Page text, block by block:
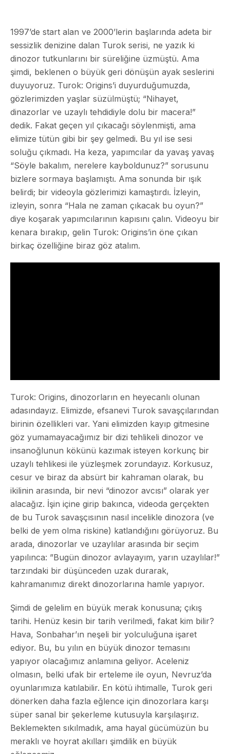
1997’de start alan ve 2000’lerin başlarında adeta bir
sessizlik denizine dalan Turok serisi, ne yazık ki
dinozor tutkunlarını bir süreliğine üzmüştü. Ama
şimdi, beklenen o büyük geri dönüşün ayak seslerini
duyuyoruz. Turok: Origins’i duyurduğumuzda,
gözlerimizden yaşlar süzülmüştü; “Nihayet,
dinazorlar ve uzaylı tehdidiyle dolu bir macera!”
dedik. Fakat geçen yıl çıkacağı söylenmişti, ama
elimize tütün gibi bir şey gelmedi. Bu yıl ise sesi
soluğu çıkmadı. Ha keza, yapımcılar da yavaş yavaş
“Söyle bakalım, nerelere kayboldunuz?” sorusunu
bizlere sormaya başlamıştı. Ama sonunda bir ışık
belirdi; bir videoyla gözlerimizi kamaştırdı. İzleyin,
izleyin, sonra “Hala ne zaman çıkacak bu oyun?”
diye koşarak yapımcılarının kapısını çalın. Videoyu bir
kenara bırakıp, gelin Turok: Origins’in öne çıkan
birkaç özelliğine biraz göz atalım.
Turok: Origins, dinozorların en heyecanlı olunan
adasındayız. Elimizde, efsanevi Turok savaşçılarından
birinin özellikleri var. Yani elimizden kayıp gitmesine
göz yumamayacağımız bir dizi tehlikeli dinozor ve
insanoğlunun kökünü kazımak isteyen korkunç bir
uzaylı tehlikesi ile yüzleşmek zorundayız. Korkusuz,
cesur ve biraz da absürt bir kahraman olarak, bu
ikilinin arasında, bir nevi “dinozor avcısı” olarak yer
alacağız. İşin içine girip bakınca, videoda gerçekten
de bu Turok savaşçısının nasıl incelikle dinozora (ve
belki de yem olma riskine) katlandığını görüyoruz. Bu
arada, dinozorlar ve uzaylılar arasında bir seçim
yapılınca: ”Bugün dinozor avlayayım, yarın uzaylılar!”
tarzındaki bir düşünceden uzak durarak,
kahramanımız direkt dinozorlarına hamle yapıyor.
Şimdi de gelelim en büyük merak konusuna; çıkış
tarihi. Henüz kesin bir tarih verilmedi, fakat kim bilir?
Hava, Sonbahar’ın neşeli bir yolculuğuna işaret
ediyor. Bu, bu yılın en büyük dinozor temasını
yapıyor olacağımız anlamına geliyor. Aceleniz
olmasın, belki ufak bir erteleme ile oyun, Nevruz’da
oyunlarımıza katılabilir. En kötü ihtimalle, Turok geri
dönerken daha fazla eğlence için dinozorlara karşı
süper sanal bir şekerleme kutusuyla karşılaşırız.
Beklemekten sıkılmadık, ama hayal gücümüzün bu
meraklı ve hoyrat akılları şimdilik en büyük